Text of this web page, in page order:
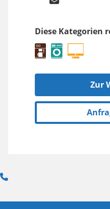
Diese Kategorien
Zur